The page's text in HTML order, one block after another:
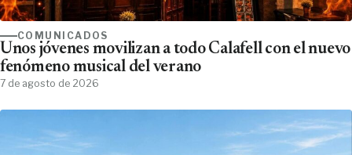
COMUNICADOS
Unos jóvenes movilizan a todo Calafell con el nuevo
fenómeno musical del verano
7 de agosto de 2026